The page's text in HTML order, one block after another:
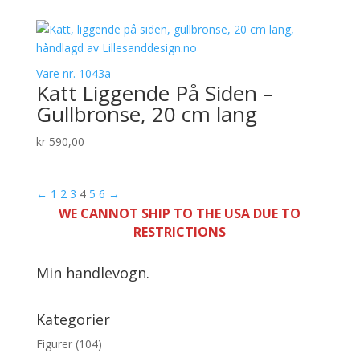
Vare nr. 1043a
Katt Liggende På Siden –
Gullbronse, 20 cm lang
kr590,00
← 1 2 3 4 5 6 →
WE CANNOT SHIP TO THE USA DUE TO
RESTRICTIONS
Min handlevogn.
Kategorier
Figurer (104)